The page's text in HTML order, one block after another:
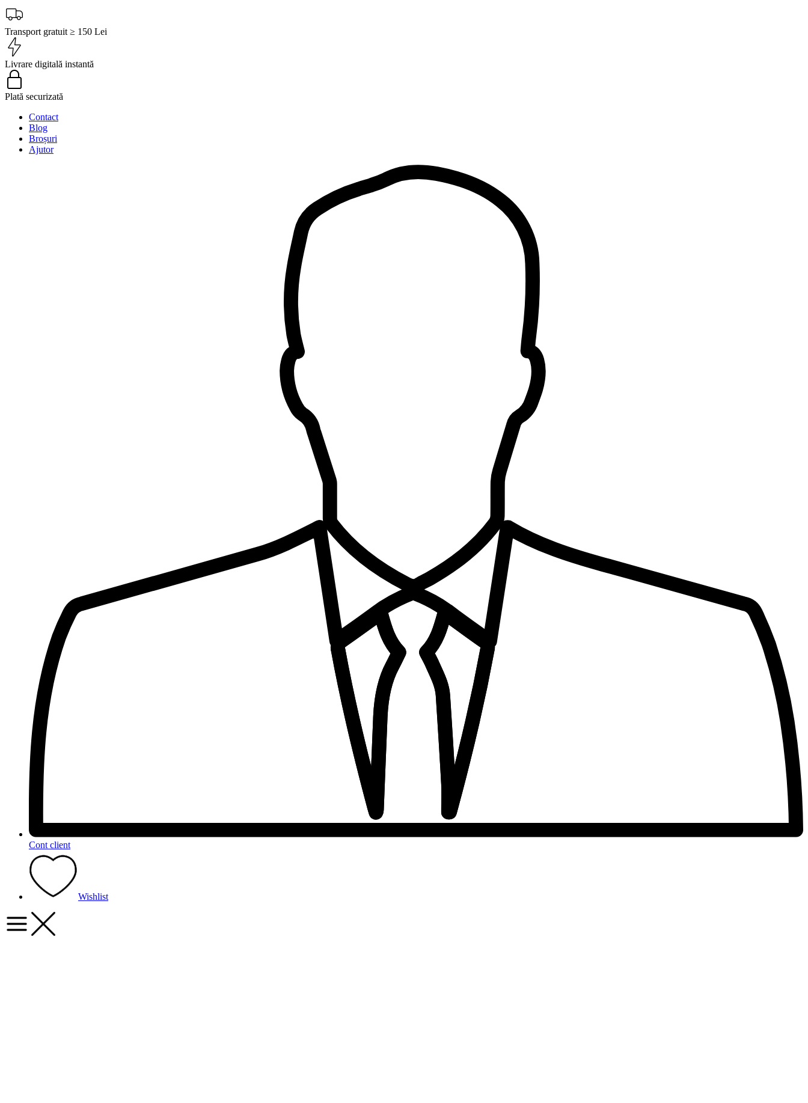
Transport gratuit ≥ 150 Lei
Livrare digitală instantă
Plată securizată
Contact
Blog
Broșuri
Ajutor
Cont client
Wishlist